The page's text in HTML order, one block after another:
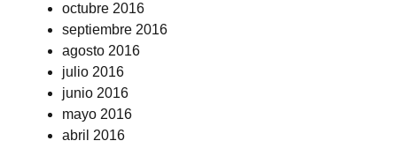
octubre 2016
septiembre 2016
agosto 2016
julio 2016
junio 2016
mayo 2016
abril 2016